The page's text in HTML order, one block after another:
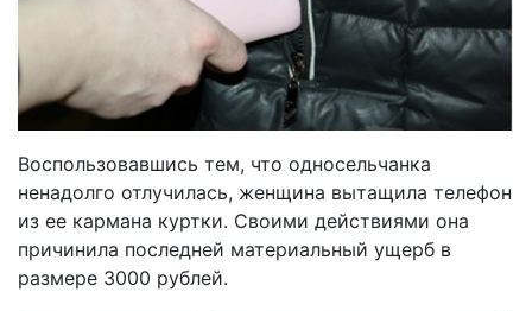
Воспользовавшись тем, что односельчанка
ненадолго отлучилась, женщина вытащила телефон
из ее кармана куртки. Своими действиями она
причинила последней материальный ущерб в
размере 3000 рублей.